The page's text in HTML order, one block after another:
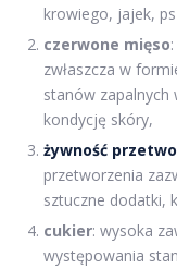
krowiego, jajek,
czerwone mięso
zwłaszcza w
stanów zapalnych
kondycję skóry,
żywność
przetworzenia
sztuczne dodatki,
cukier: wysoka
występowania